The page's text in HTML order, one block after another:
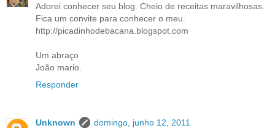
Adorei conhecer seu blog. Cheio de receitas maravilhosas.
Fica um convite para conhecer o meu.
http://picadinhodebacana.blogspot.com
Um abraço
João mario.
Responder
Unknown
domingo, junho 12, 2011